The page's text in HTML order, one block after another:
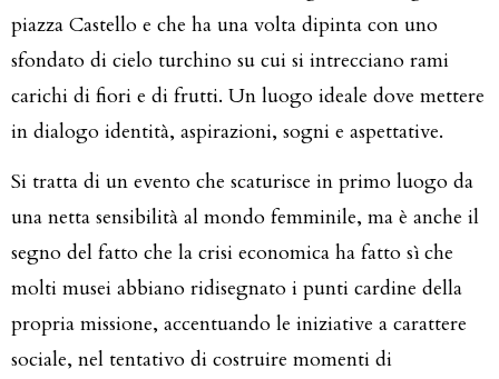
piazza Castello e che ha una volta dipinta con uno
sfondato di cielo turchino su cui si intrecciano rami
carichi di fiori e di frutti. Un luogo ideale dove mettere
in dialogo identità, aspirazioni, sogni e aspettative.
Si tratta di un evento che scaturisce in primo luogo da
una netta sensibilità al mondo femminile, ma è anche il
segno del fatto che la crisi economica ha fatto sì che
molti musei abbiano ridisegnato i punti cardine della
propria missione, accentuando le iniziative a carattere
sociale, nel tentativo di costruire momenti di